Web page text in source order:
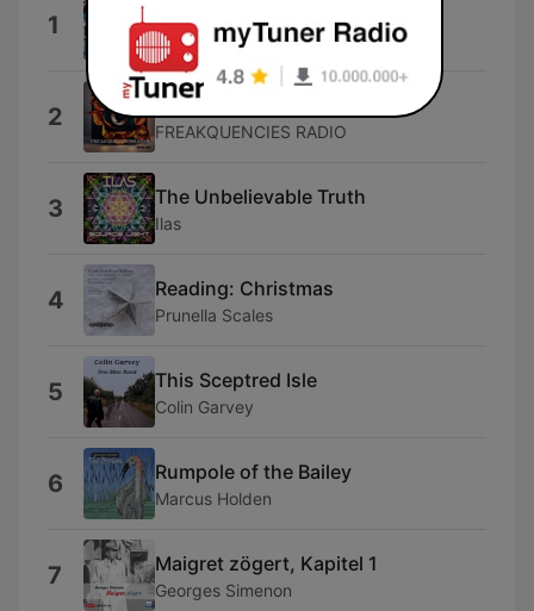
1 Blast From the Past
2 Stay Tuned
FREAKQUENCIES RADIO
3 The Unbelievable Truth
Ilas
4 Reading: Christmas
Prunella Scales
5 This Sceptred Isle
Colin Garvey
6 Rumpole of the Bailey
Marcus Holden
7 Maigret zögert, Kapitel 1
Georges Simenon